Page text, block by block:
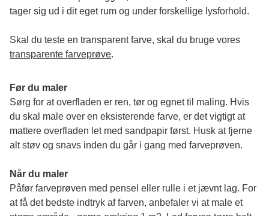
tager sig ud i dit eget rum og under forskellige lysforhold.
transparente farveprøve.
Før du maler
Sørg for at overfladen er ren, tør og egnet til maling. Hvis
du skal male over en eksisterende farve, er det vigtigt at
mattere overfladen let med sandpapir først. Husk at fjerne
alt støv og snavs inden du går i gang med farveprøven.
Når du maler
Påfør farveprøven med pensel eller rulle i et jævnt lag. For
at få det bedste indtryk af farven, anbefaler vi at male et